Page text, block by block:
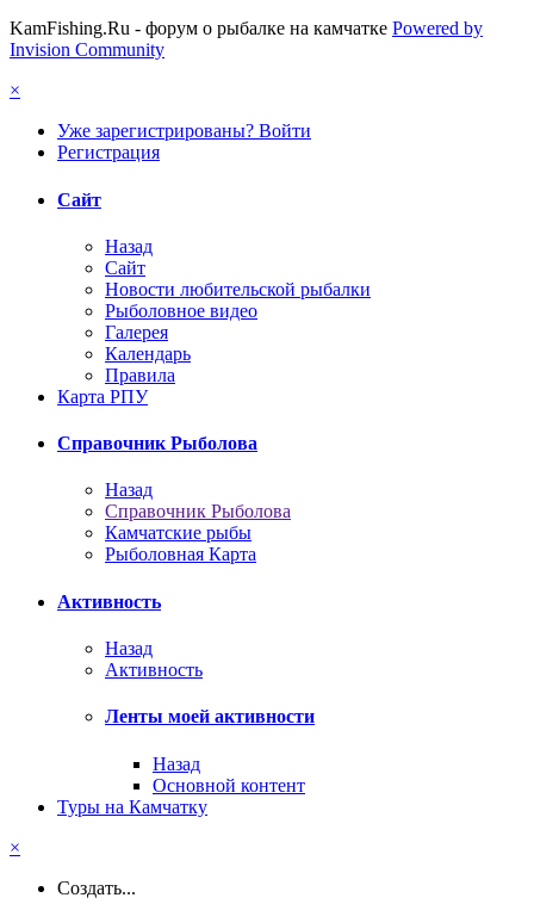
KamFishing.Ru - форум о рыбалке на камчатке Powered by
Invision Community
×
Уже зарегистрированы? Войти
Регистрация
Сайт
Назад
Сайт
Новости любительской рыбалки
Рыболовное видео
Галерея
Календарь
Правила
Карта РПУ
Справочник Рыболова
Назад
Справочник Рыболова
Камчатские рыбы
Рыболовная Карта
Активность
Назад
Активность
Ленты моей активности
Назад
Основной контент
Туры на Камчатку
×
Создать...